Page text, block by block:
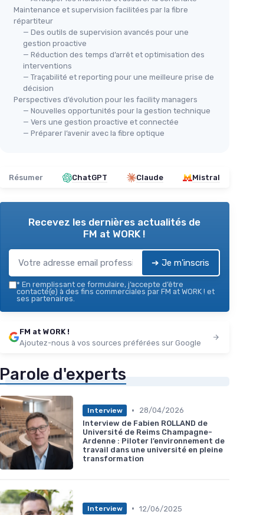
Maintenance et supervision facilitées par la fibre
répartiteur
— Des outils de supervision avancés pour une
gestion proactive
— Réduction des temps d’arrêt et optimisation des
interventions
— Traçabilité et reporting pour une meilleure prise de
décision
Perspectives d’évolution pour les facility managers
— Nouvelles opportunités pour la gestion technique
— Vers une gestion proactive et connectée
— Préparer l’avenir avec la fibre optique
Résumer ChatGPT Claude Mistral
Recevez les dernières actualités de
FM at WORK !
➔ Je m'inscris
* En remplissant ce formulaire, j’accepte d’être
contacté(e) à des fins commerciales par FM at WORK ! et
ses partenaires.
FM at WORK !
Ajoutez-nous à vos sources préférées sur Google
Parole d'experts
Interview •
28/04/2026
Interview de Fabien ROLLAND de
Université de Reims Champagne-
Ardenne : Piloter l’environnement de
travail dans une université en pleine
transformation
Interview • 12/06/2025